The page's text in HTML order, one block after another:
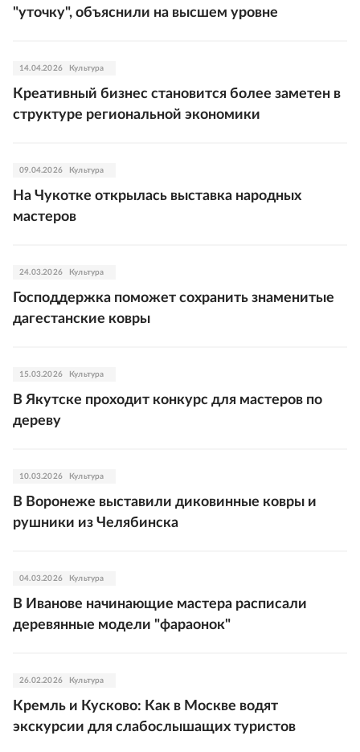
"уточку", объяснили на высшем уровне
14.04.2026 Культура
Креативный бизнес становится более заметен в
структуре региональной экономики
09.04.2026 Культура
На Чукотке открылась выставка народных
мастеров
24.03.2026 Культура
Господдержка поможет сохранить знаменитые
дагестанские ковры
15.03.2026 Культура
В Якутске проходит конкурс для мастеров по
дереву
10.03.2026 Культура
В Воронеже выставили диковинные ковры и
рушники из Челябинска
04.03.2026 Культура
В Иванове начинающие мастера расписали
деревянные модели "фараонок"
26.02.2026 Культура
Кремль и Кусково: Как в Москве водят
экскурсии для слабослышащих туристов